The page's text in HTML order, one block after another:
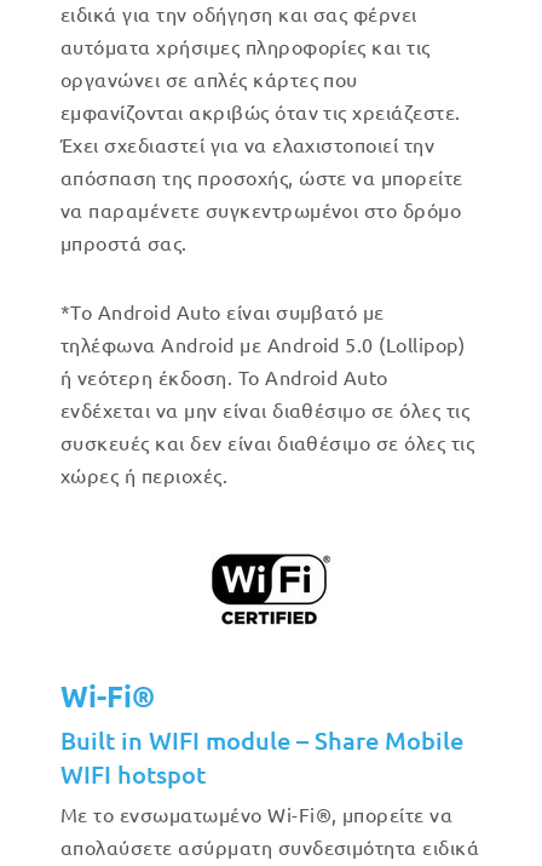
ειδικά για την οδήγηση και σας φέρνει
αυτόματα χρήσιμες πληροφορίες και τις
οργανώνει σε απλές κάρτες που
εμφανίζονται ακριβώς όταν τις χρειάζεστε.
Έχει σχεδιαστεί για να ελαχιστοποιεί την
απόσπαση της προσοχής, ώστε να μπορείτε
να παραμένετε συγκεντρωμένοι στο δρόμο
μπροστά σας.
*Το Android Auto είναι συμβατό με
τηλέφωνα Android με Android 5.0 (Lollipop)
ή νεότερη έκδοση. Το Android Auto
ενδέχεται να μην είναι διαθέσιμο σε όλες τις
συσκευές και δεν είναι διαθέσιμο σε όλες τις
χώρες ή περιοχές.
Wi-Fi®
Built in WIFI module – Share Mobile
WIFI hotspot
Με το ενσωματωμένο Wi-Fi®, μπορείτε να
απολαύσετε ασύρματη συνδεσιμότητα ειδικά